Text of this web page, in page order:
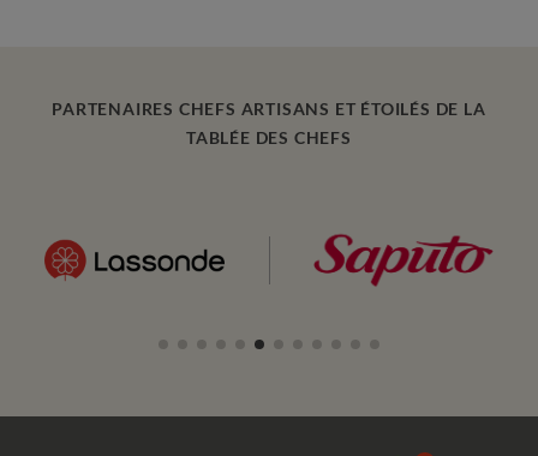
PARTENAIRES CHEFS ARTISANS ET ÉTOILÉS DE LA
TABLÉE DES CHEFS